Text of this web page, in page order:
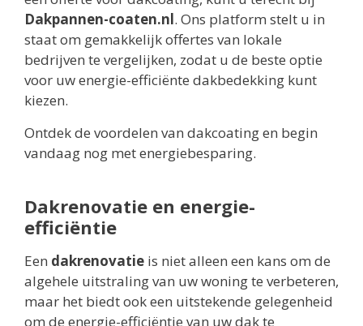
Dakpannen-coaten.nl. Ons platform stelt u in
staat om gemakkelijk offertes van lokale
bedrijven te vergelijken, zodat u de beste optie
voor uw energie-efficiënte dakbedekking kunt
kiezen.
Ontdek de voordelen van dakcoating en begin
vandaag nog met energiebesparing.
Dakrenovatie en energie-
efficiëntie
Een dakrenovatie is niet alleen een kans om de
algehele uitstraling van uw woning te verbeteren,
maar het biedt ook een uitstekende gelegenheid
om de energie-efficiëntie van uw dak te